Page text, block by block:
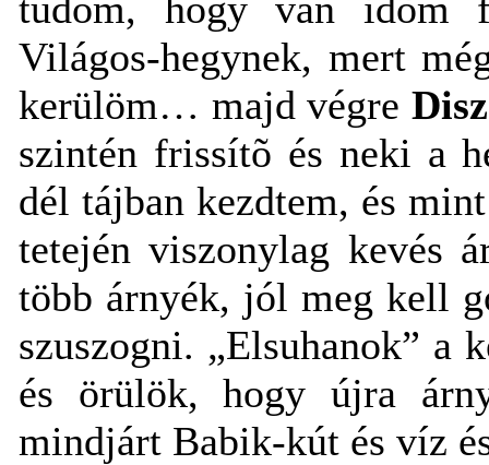
Világos-hegynek, mert
kerülöm… majd végre
szintén frissítõ és neki a
dél tájban kezdtem, és
tetején viszonylag kevés
több árnyék, jól meg kell
szuszogni. „Elsuhanok” a
és örülök, hogy újra
mindjárt Babik-kút és víz